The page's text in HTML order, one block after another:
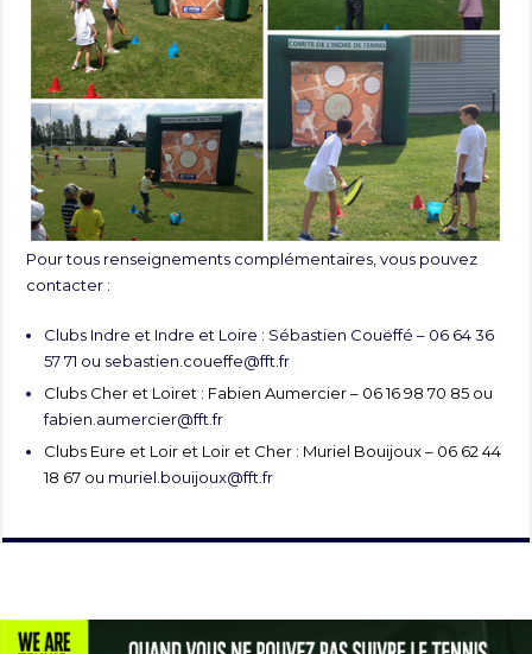
Pour tous renseignements complémentaires, vous pouvez
contacter :
Clubs Indre et Indre et Loire : Sébastien Couëffé – 06 64 36
57 71 ou sebastien.coueffe@fft.fr
Clubs Cher et Loiret : Fabien Aumercier – 06 16 98 70 85 ou
fabien.aumercier@fft.fr
Clubs Eure et Loir et Loir et Cher : Muriel Bouijoux – 06 62 44
18 67 ou muriel.bouijoux@fft.fr